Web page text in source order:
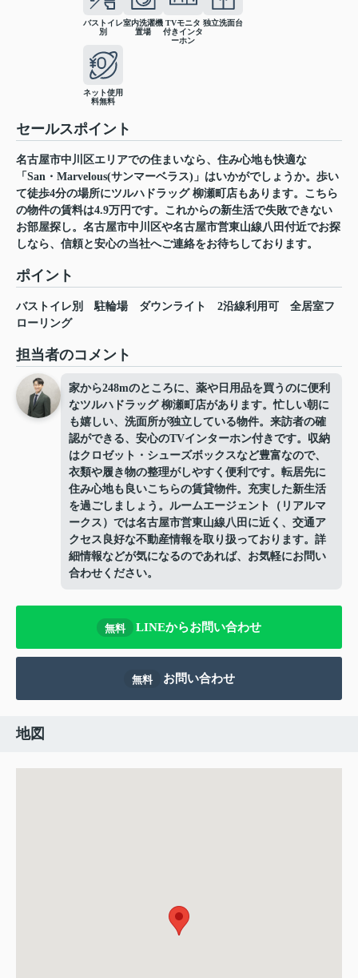
バストイレ
別
室内洗濯機
置場
TVモニタ
付きインタ
ーホン
独立洗面台
ネット使用
料無料
セールスポイント
名古屋市中川区エリアでの住まいなら、住み心地も快適な
「San・Marvelous(サンマーベラス)」はいかがでしょうか。歩い
て徒歩4分の場所にツルハドラッグ 柳瀬町店もあります。こちら
の物件の賃料は4.9万円です。これからの新生活で失敗できない
お部屋探し。名古屋市中川区や名古屋市営東山線八田付近でお探
しなら、信頼と安心の当社へご連絡をお待ちしております。
ポイント
バストイレ別 駐輪場 ダウンライト 2沿線利用可
全居室フ
ローリング
担当者のコメント
家から248mのところに、薬や日用品を買うのに便利
なツルハドラッグ 柳瀬町店があります。忙しい朝に
も嬉しい、洗面所が独立している物件。来訪者の確
認ができる、安心のTVインターホン付きです。収納
はクロゼット・シューズボックスなど豊富なので、
衣類や履き物の整理がしやすく便利です。転居先に
住み心地も良いこちらの賃貸物件。充実した新生活
を過ごしましょう。ルームエージェント（リアルマ
ークス）では名古屋市営東山線八田に近く、交通ア
クセス良好な不動産情報を取り扱っております。詳
細情報などが気になるのであれば、お気軽にお問い
合わせください。
無料 LINEからお問い合わせ
無料 お問い合わせ
地図